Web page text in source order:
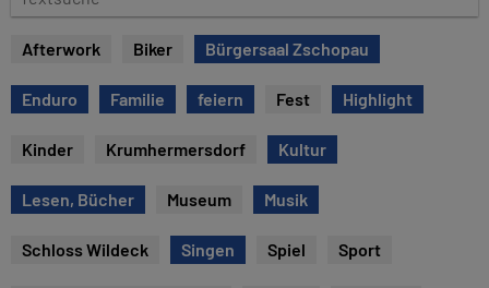
e
s
u
e
Afterwork Biker Bürgersaal Zschopau
Enduro Familie feiern Fest Highlight
Kinder Krumhermersdorf Kultur
Lesen, Bücher Museum Musik
Schloss Wildeck Singen Spiel Sport